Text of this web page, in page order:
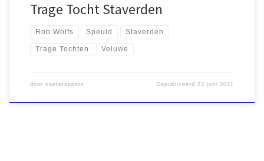
Trage Tocht Staverden
Rob Wolfs Speuld Staverden
Trage Tochten Veluwe
door voetstappers Gepubliceerd 23 juni 2021